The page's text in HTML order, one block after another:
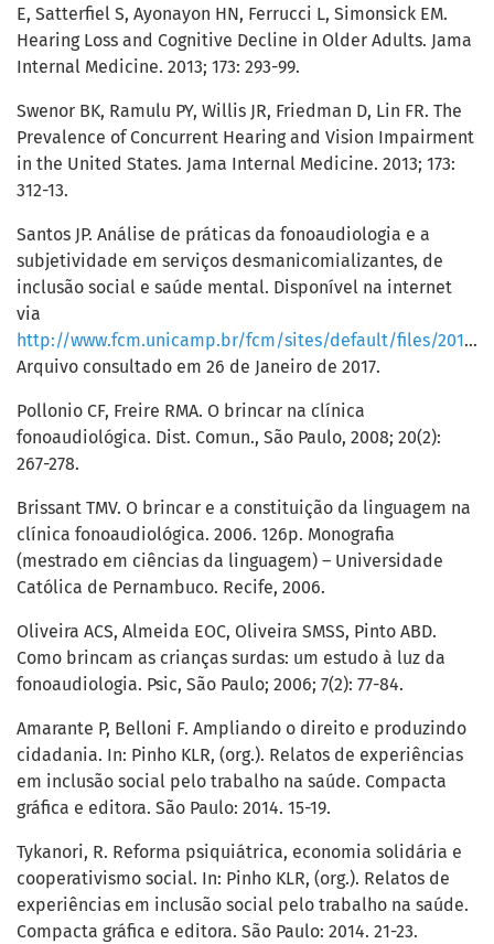
E, Satterfiel S, Ayonayon HN, Ferrucci L, Simonsick EM.
Hearing Loss and Cognitive Decline in Older Adults. Jama
Internal Medicine. 2013; 173: 293-99.
Swenor BK, Ramulu PY, Willis JR, Friedman D, Lin FR. The
Prevalence of Concurrent Hearing and Vision Impairment
in the United States. Jama Internal Medicine. 2013; 173:
312-13.
Santos JP. Análise de práticas da fonoaudiologia e a
subjetividade em serviços desmanicomializantes, de
inclusão social e saúde mental. Disponível na internet
via
http://www.fcm.unicamp.br/fcm/sites/default/files/2016/page/tcc_juliana_pinheiro.pdf
Arquivo consultado em 26 de Janeiro de 2017.
Pollonio CF, Freire RMA. O brincar na clínica
fonoaudiológica. Dist. Comun., São Paulo, 2008; 20(2):
267-278.
Brissant TMV. O brincar e a constituição da linguagem na
clínica fonoaudiológica. 2006. 126p. Monografia
(mestrado em ciências da linguagem) – Universidade
Católica de Pernambuco. Recife, 2006.
Oliveira ACS, Almeida EOC, Oliveira SMSS, Pinto ABD.
Como brincam as crianças surdas: um estudo à luz da
fonoaudiologia. Psic, São Paulo; 2006; 7(2): 77-84.
Amarante P, Belloni F. Ampliando o direito e produzindo
cidadania. In: Pinho KLR, (org.). Relatos de experiências
em inclusão social pelo trabalho na saúde. Compacta
gráfica e editora. São Paulo: 2014. 15-19.
Tykanori, R. Reforma psiquiátrica, economia solidária e
cooperativismo social. In: Pinho KLR, (org.). Relatos de
experiências em inclusão social pelo trabalho na saúde.
Compacta gráfica e editora. São Paulo: 2014. 21-23.